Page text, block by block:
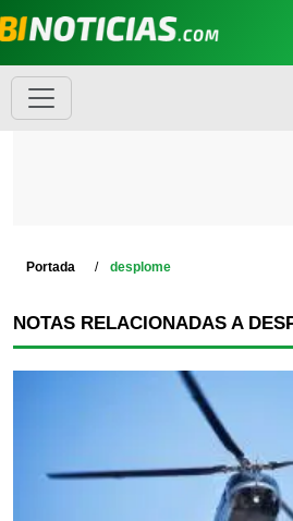
Portada desplome
NOTAS RELACIONADAS A